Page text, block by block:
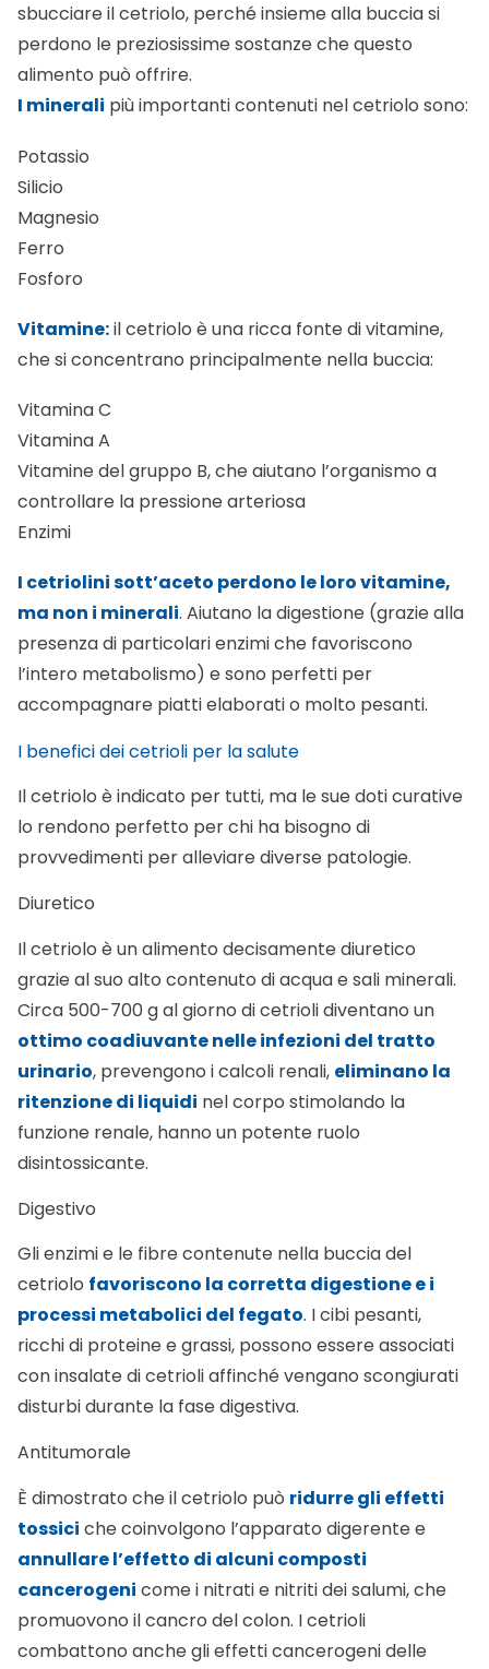
sbucciare il cetriolo, perché insieme alla buccia si
perdono le preziosissime sostanze che questo
alimento può offrire.
I minerali più importanti contenuti nel cetriolo sono:
Potassio
Silicio
Magnesio
Ferro
Fosforo
Vitamine:il cetriolo è una ricca fonte di vitamine,
che si concentrano principalmente nella buccia:
Vitamina C
Vitamina A
Vitamine del gruppo B, che aiutano l’organismo a
controllare la pressione arteriosa
Enzimi
I cetriolini sott’aceto perdono le loro vitamine,
ma non i minerali. Aiutano la digestione (grazie alla
presenza di particolari enzimi che favoriscono
l’intero metabolismo) e sono perfetti per
accompagnare piatti elaborati o molto pesanti.
I benefici dei cetrioli per la salute
Il cetriolo è indicato per tutti, ma le sue doti curative
lo rendono perfetto per chi ha bisogno di
provvedimenti per alleviare diverse patologie.
Diuretico
Il cetriolo è un alimento decisamente diuretico
grazie al suo alto contenuto di acqua e sali minerali.
Circa 500-700 g al giorno di cetrioli diventano un
ottimo coadiuvante nelle infezioni del tratto
urinario, prevengono i calcoli renali, eliminano la
ritenzione di liquidi nel corpo stimolando la
funzione renale, hanno un potente ruolo
disintossicante.
Digestivo
Gli enzimi e le fibre contenute nella buccia del
cetriolo favoriscono la corretta digestione e i
processi metabolici del fegato. I cibi pesanti,
ricchi di proteine e grassi, possono essere associati
con insalate di cetrioli affinché vengano scongiurati
disturbi durante la fase digestiva.
Antitumorale
È dimostrato che il cetriolo può ridurre gli effetti
tossici che coinvolgono l’apparato digerente e
annullare l’effetto di alcuni composti
cancerogeni come i nitrati e nitriti dei salumi, che
promuovono il cancro del colon. I cetrioli
combattono anche gli effetti cancerogeni delle